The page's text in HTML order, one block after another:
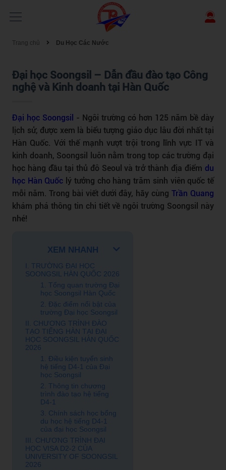
Trang chủ Du Học Các Nước
Đại học Soongsil – Dẫn đầu đào tạo Công
nghệ và Kinh doanh tại Hàn Quốc
Đại học Soongsil - Ngôi trường có hơn 125 năm bề dày
lịch sử, được xem là biểu tượng giáo dục lâu đời nhất tại
Hàn Quốc. Với thế mạnh vượt trội trong lĩnh vực IT và
kinh doanh, Soongsil luôn nằm trong top các trường đại
học hàng đầu tại thủ đô Seoul và trở thành địa điểm du
học Hàn Quốc lý tưởng cho hàng trăm sinh viên quốc tế
mỗi năm. Trong bài viết dưới đây, hãy cùngTrần Quang
khám phá thông tin chi tiết về ngôi trường Soongsil này
nhé!
XEM NHANH
I. TRƯỜNG ĐẠI HỌC
SOONGSIL HÀN QUỐC 2026
1. Tổng quan trường Đại
học Soongsil Hàn Quốc
2. Đặc điểm nổi bật của
trường Đại học Soongsil
II. CHƯƠNG TRÌNH ĐÀO
TẠO TIẾNG HÀN TẠI ĐẠI
HỌC SOONGSIL HÀN QUỐC
2026
1. Điều kiện tuyển sinh
hệ tiếng D4-1 của Đại
học Soongsil
2. Thông tin chương
trình đào tạo hệ tiếng
D4-1
3. Chính sách học bổng
du học hệ tiếng D4-1
của đại học Soongsil
III. CHƯƠNG TRÌNH ĐẠI
HỌC VISA D2-2 CỦA
UNIVERSITY OF SOONGSIL
2026